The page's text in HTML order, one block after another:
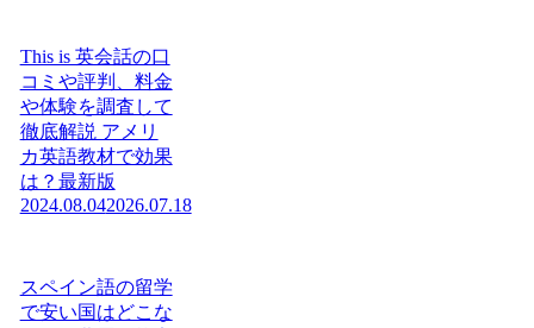
This is 英会話の口
コミや評判、料金
や体験を調査して
徹底解説 アメリ
カ英語教材で効果
は？最新版
2024.08.042026.07.18
スペイン語の留学
で安い国はどこな